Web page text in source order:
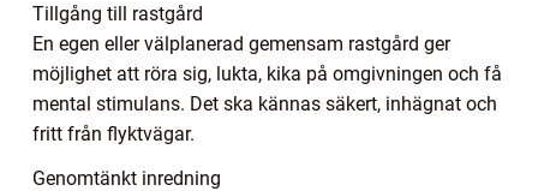
Tillgång till rastgård
En egen eller välplanerad gemensam rastgård ger
möjlighet att röra sig, lukta, kika på omgivningen och få
mental stimulans. Det ska kännas säkert, inhägnat och
fritt från flyktvägar.
Genomtänkt inredning